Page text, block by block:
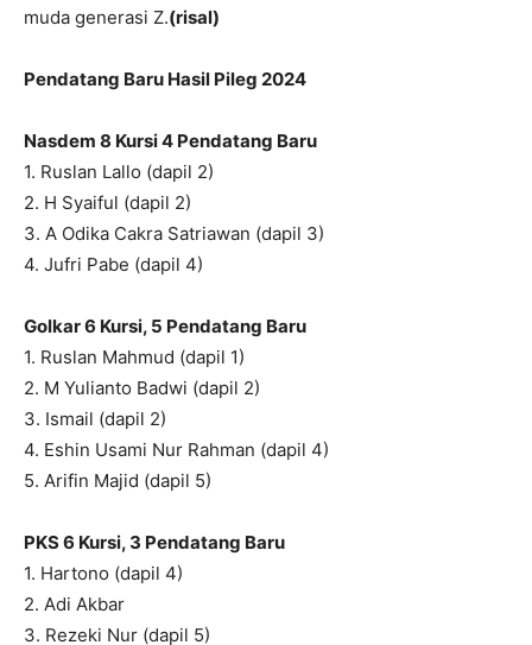
muda generasi Z.(risal)
Pendatang Baru Hasil Pileg 2024
Nasdem 8 Kursi4 Pendatang Baru
1. Ruslan Lallo (dapil 2)
2. H Syaiful (dapil 2)
3. A Odika Cakra Satriawan (dapil 3)
4. Jufri Pabe (dapil 4)
Golkar 6 Kursi, 5 Pendatang Baru
1. Ruslan Mahmud (dapil 1)
2. M Yulianto Badwi (dapil 2)
3. Ismail (dapil 2)
4. Eshin Usami Nur Rahman (dapil 4)
5. Arifin Majid (dapil 5)
PKS 6 Kursi, 3 Pendatang Baru
1. Hartono (dapil 4)
2. Adi Akbar
3. Rezeki Nur (dapil 5)